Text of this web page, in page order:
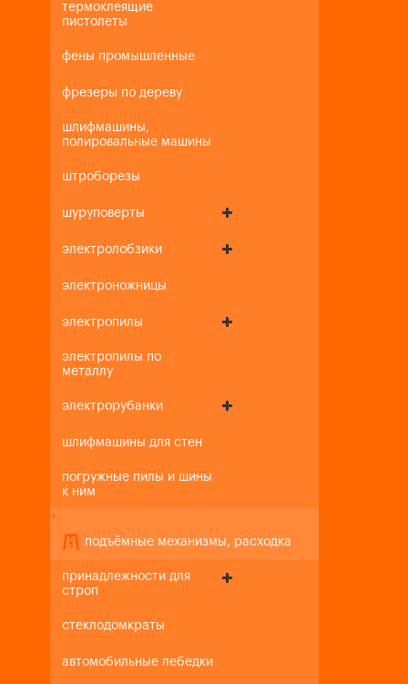
термоклеящие
пистолеты
фены промышленные
фрезеры по дереву
шлифмашины,
полировальные машины
штроборезы
шуруповерты
электролобзики
электроножницы
электропилы
электропилы по
металлу
электрорубанки
шлифмашины для стен
погружные пилы и шины
к ним
+-
подъёмные механизмы, расходка
принадлежности для
строп
стеклодомкраты
автомобильные лебедки